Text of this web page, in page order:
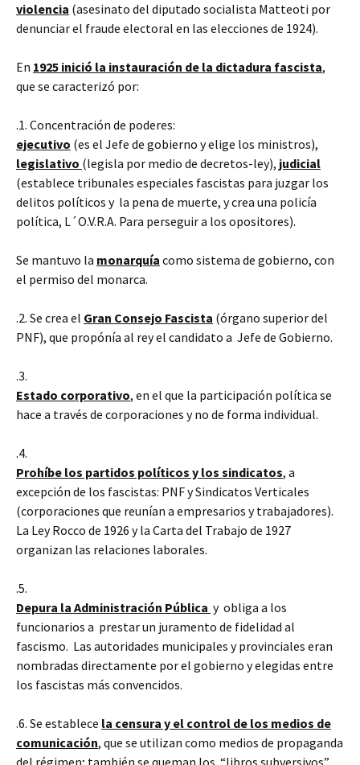
violencia (asesinato del diputado socialista Matteoti por
denunciar el fraude electoral en las elecciones de 1924).
En 1925 inició la instauración de la dictadura fascista,
que se caracterizó por:
.1. Concentración de poderes:
ejecutivo (es el Jefe de gobierno y elige los ministros),
legislativo (legisla por medio de decretos-ley), judicial
(establece tribunales especiales fascistas para juzgar los
delitos políticos y la pena de muerte, y crea una policía
política, L´O.V.R.A. Para perseguir a los opositores).
Se mantuvo la monarquía como sistema de gobierno, con
el permiso del monarca.
.2. Se crea el Gran Consejo Fascista (órgano superior del
PNF), que propónía al rey el candidato a Jefe de Gobierno.
.3.
Estado corporativo, en el que la participación política se
hace a través de corporaciones y no de forma individual.
.4.
Prohíbe los partidos políticos y los sindicatos, a
excepción de los fascistas: PNF y Sindicatos Verticales
(corporaciones que reunían a empresarios y trabajadores).
La Ley Rocco de 1926 y la Carta del Trabajo de 1927
organizan las relaciones laborales.
.5.
Depura la Administración Pública y obliga a los
funcionarios a prestar un juramento de fidelidad al
fascismo. Las autoridades municipales y provinciales eran
nombradas directamente por el gobierno y elegidas entre
los fascistas más convencidos.
.6. Se establece la censura y el control de los medios de
comunicación, que se utilizan como medios de propaganda
del régimen; también se queman los “libros subversivos”.